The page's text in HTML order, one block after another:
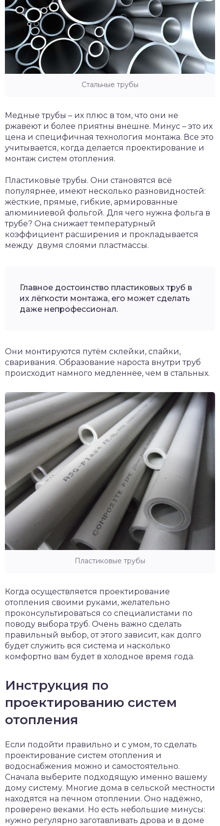
Стальные трубы
Медные трубы – их плюс в том, что они не
ржавеют и более приятны внешне. Минус – это их
цена и специфичная технология монтажа. Все это
учитывается, когда делается проектирование и
монтаж систем отопления.
Пластиковые трубы. Они становятся всё
популярнее, имеют несколько разновидностей:
жёсткие, прямые, гибкие, армированные
алюминиевой фольгой. Для чего нужна фольга в
трубе? Она снижает температурный
коэффициент расширения и прокладывается
между двумя слоями пластмассы.
Главное достоинство пластиковых труб в
их лёгкости монтажа, его может сделать
даже непрофессионал.
Они монтируются путём склейки, спайки,
сваривания. Образование нароста внутри труб
происходит намного медленнее, чем в стальных.
Пластиковые трубы
Когда осуществляется проектирование
отопления своими руками, желательно
проконсультироваться со специалистами по
поводу выбора труб. Очень важно сделать
правильный выбор, от этого зависит, как долго
будет служить вся система и насколько
комфортно вам будет в холодное время года.
Инструкция по
проектированию систем
отопления
Если подойти правильно и с умом, то сделать
проектирование систем отопления и
водоснабжения можно и самостоятельно.
Сначала выберите подходящую именно вашему
дому систему. Многие дома в сельской местности
находятся на печном отоплении. Оно надёжно,
проверено веками. Но есть небольшие минусы:
нужно регулярно заготавливать дрова и в доме